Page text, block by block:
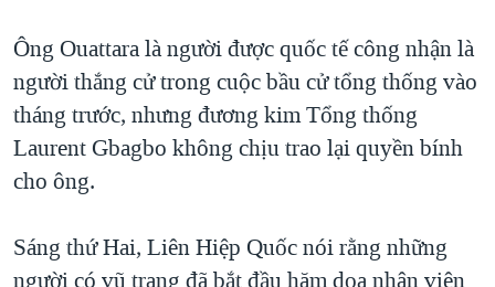
Ông Ouattara là người được quốc tế công nhận là
người thắng cử trong cuộc bầu cử tổng thống vào
tháng trước, nhưng đương kim Tổng thống
Laurent Gbagbo không chịu trao lại quyền bính
cho ông.
Sáng thứ Hai, Liên Hiệp Quốc nói rằng những
người có vũ trang đã bắt đầu hăm dọa nhân viên